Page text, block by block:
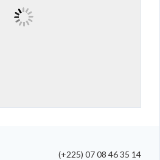
(+225) 07 08 46 35 14